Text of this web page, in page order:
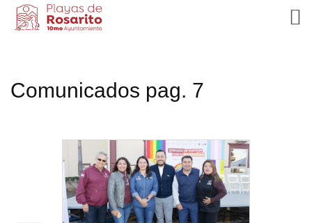
Comunicados pag. 7